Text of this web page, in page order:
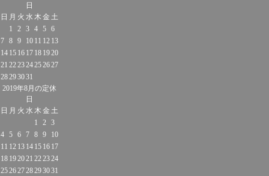
日
日 月 火 水 木 金 土
1
2 3 4 5 6
7 8 9 10 11 12 13
14 15 16 17 18 1920
21 222324252627
28293031
2019年8月の定休
日
日 月 火 水 木 金 土
1
2 3
4 5 6 7 8 9
10
11 12 13 14 15 16 17
18 192021 222324
25262728293031